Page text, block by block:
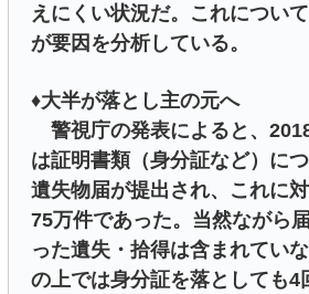
えにくい状況だ。これについ
が要因を分析している。
♦︎大半が落とし主の元へ
警視庁の発表によると、
は証明書類（身分証など）に
遺失物届が提出され、これに
75万件であった。当然ながら
った遺失・拾得は含まれてい
の上では身分証を落としても4